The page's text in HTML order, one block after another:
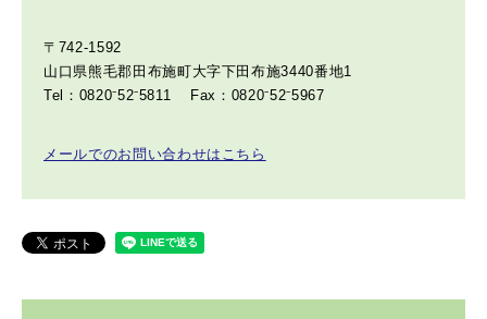
〒742-1592
山口県熊毛郡田布施町大字下田布施3440番地1
Tel：0820⁻52⁻5811
Fax：0820⁻52⁻5967
メールでのお問い合わせはこちら